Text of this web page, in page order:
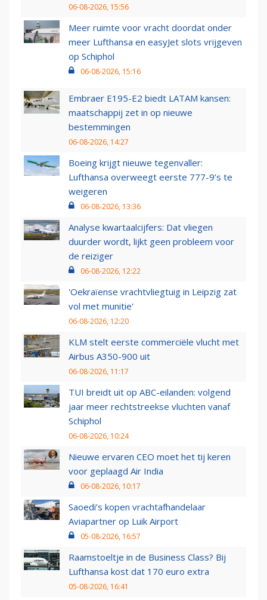
06-08-2026, 15:56
Meer ruimte voor vracht doordat onder
meer Lufthansa en easyJet slots vrijgeven
op Schiphol
06-08-2026, 15:16
Embraer E195-E2 biedt LATAM kansen:
maatschappij zet in op nieuwe
bestemmingen
06-08-2026, 14:27
Boeing krijgt nieuwe tegenvaller:
Lufthansa overweegt eerste 777-9’s te
weigeren
06-08-2026, 13:36
Analyse kwartaalcijfers: Dat vliegen
duurder wordt, lijkt geen probleem voor
de reiziger
06-08-2026, 12:22
'Oekraïense vrachtvliegtuig in Leipzig zat
vol met munitie'
06-08-2026, 12:20
KLM stelt eerste commerciële vlucht met
Airbus A350-900 uit
06-08-2026, 11:17
TUI breidt uit op ABC-eilanden: volgend
jaar meer rechtstreekse vluchten vanaf
Schiphol
06-08-2026, 10:24
Nieuwe ervaren CEO moet het tij keren
voor geplaagd Air India
06-08-2026, 10:17
Saoedi’s kopen vrachtafhandelaar
Aviapartner op Luik Airport
05-08-2026, 16:57
Raamstoeltje in de Business Class? Bij
Lufthansa kost dat 170 euro extra
05-08-2026, 16:41